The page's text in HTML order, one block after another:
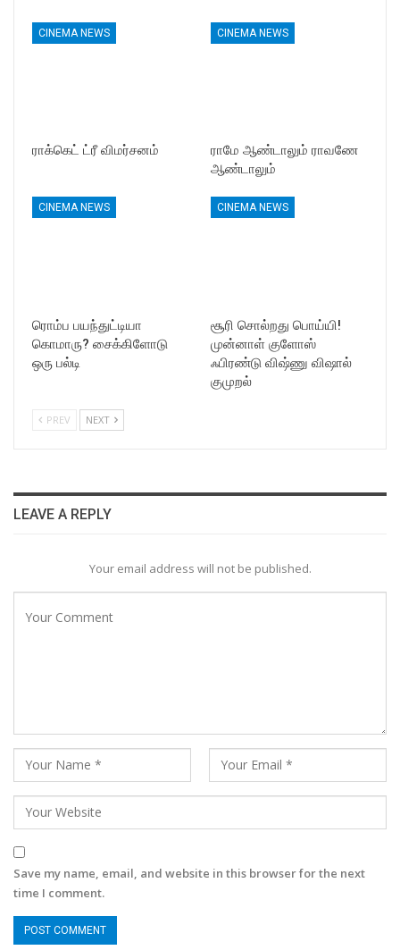
CINEMA NEWS
ராக்கெட் ட்ரீ விமர்சனம்
CINEMA NEWS
ராமே ஆண்டாலும் ராவணே
ஆண்டாலும்
CINEMA NEWS
ரொம்ப பயந்துட்டியா
கொமாரு? சைக்கிளோடு
ஒரு பல்டி
CINEMA NEWS
சூரி சொல்றது பொய்யி!
முன்னாள் குளோஸ்
ஃபிரண்டு விஷ்ணு விஷால்
குமுறல்
PREV NEXT
LEAVE A REPLY
Your email address will not be published.
Save my name, email, and website in this browser for the next
time I comment.